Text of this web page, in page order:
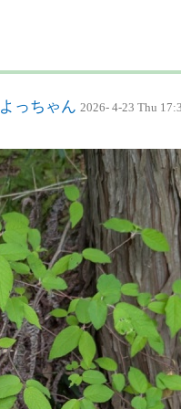
よっちゃん 2026- 4-23 Thu